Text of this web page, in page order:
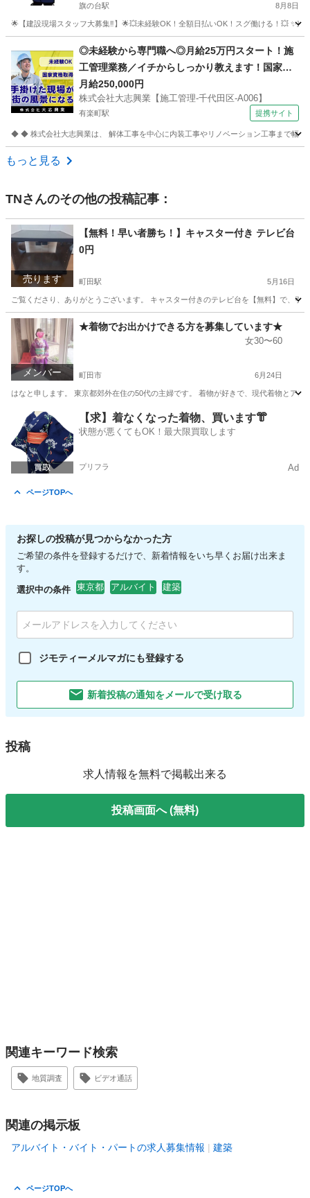
旗の台駅 8月8日
🌟【建設現場スタッフ大募集‼️】🌟💥未経験OK！全額日払いOK！スグ働ける！💥 ✨
旗の台駅 建築
◎未経験から専門職へ◎月給25万円スタート！施
工管理業務／イチからしっかり教えます！国家資
格取得支援あり！ 株式会社大志興業【施工管理-千
代田区-A006】 建築・造園スタッフ
月給250,000円
株式会社大志興業【施工管理-千代田区-A006】
有楽町駅 提携サイト
◆ ◆ 株式会社大志興業は、 解体工事を中心に内装工事やリノベーション工事まで幅
東京 千代田区
もっと見る
TNさんのその他の投稿記事：
売ります
【無料！早い者勝ち！】キャスター付き テレビ台
0円
町田駅 5月16日
ご覧くださり、ありがとうございます。 キャスター付きのテレビ台を【無料】で、
東京 町田市 町田駅 その他 キャスター
メンバー
★着物でお出かけできる方を募集しています★
女30〜60
町田市 6月24日
はなと申します。 東京都郊外在住の50代の主婦です。 着物が好きで、現代着物とア
東京 町田市 その他 主婦
【求】着なくなった着物、買います👘
状態が悪くてもOK！最大限買取します
プリフラ Ad
ページTOPへ
お探しの投稿が見つからなかった方
ご希望の条件を登録するだけで、新着情報をいち早くお届け出来ま
す。
選択中の条件 東京都 アルバイト 建築
ジモティーメルマガにも登録する
新着投稿の通知をメールで受け取る
投稿
求人情報を無料で掲載出来る
投稿画面へ (無料)
関連キーワード検索
地質調査 ビデオ通話
関連の掲示板
アルバイト・バイト・パートの求人募集情報 建築
ページTOPへ